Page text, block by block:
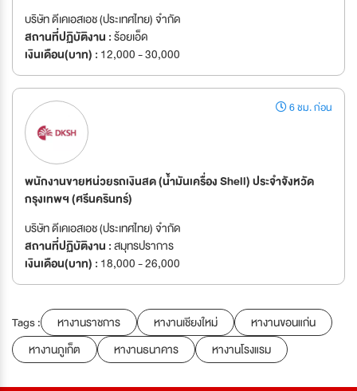
บริษัท ดีเคเอสเอช (ประเทศไทย) จำกัด
สถานที่ปฏิบัติงาน :ร้อยเอ็ด
เงินเดือน(บาท) : 12,000 - 30,000
6 ชม. ก่อน
พนักงานขายหน่วยรถเงินสด (น้ำมันเครื่อง Shell) ประจำจังหวัด
กรุงเทพฯ (ศรีนครินทร์)
บริษัท ดีเคเอสเอช (ประเทศไทย) จำกัด
สถานที่ปฏิบัติงาน :สมุทรปราการ
เงินเดือน(บาท) : 18,000 - 26,000
Tags : หางานราชการ หางานเชียงใหม่
หางานขอนแก่น
หางานภูเก็ต
หางานธนาคาร หางานโรงแรม